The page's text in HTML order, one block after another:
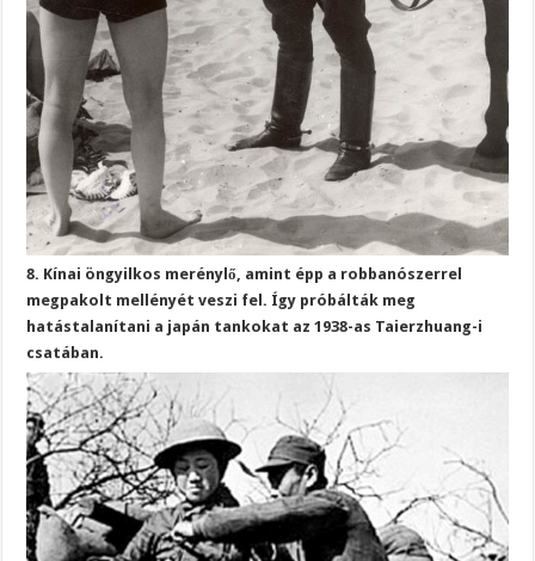
8. Kínai öngyilkos merénylő, amint épp a robbanószerrel
megpakolt mellényét veszi fel. Így próbálták meg
hatástalanítani a japán tankokat az 1938-as Taierzhuang-i
csatában.